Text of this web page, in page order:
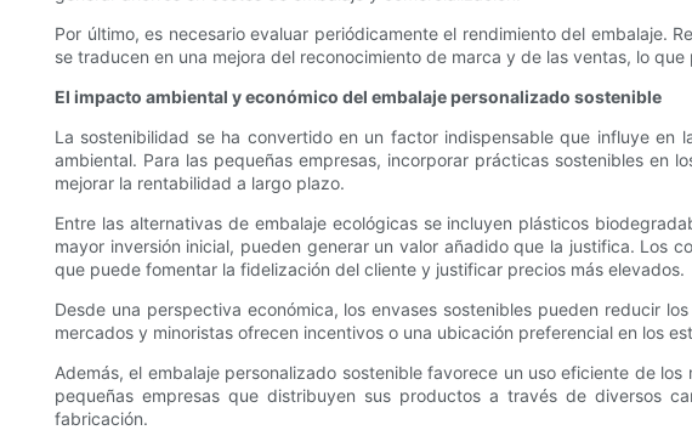
Por último, es necesario evaluar periódicamente el rendimiento del embalaje.
se traducen en una mejora del reconocimiento de marca y de las ventas, lo
El impacto ambiental y económico del embalaje personalizado sostenible
La sostenibilidad se ha convertido en un factor indispensable que influye en
ambiental. Para las pequeñas empresas, incorporar prácticas sostenibles en
mejorar la rentabilidad a largo plazo.
Entre las alternativas de embalaje ecológicas se incluyen plásticos
mayor inversión inicial, pueden generar un valor añadido que la justifica. Los
que puede fomentar la fidelización del cliente y justificar precios más elevados.
Desde una perspectiva económica, los envases sostenibles pueden reducir
mercados y minoristas ofrecen incentivos o una ubicación preferencial en los
Además, el embalaje personalizado sostenible favorece un uso eficiente de
pequeñas empresas que distribuyen sus productos a través de diversos
fabricación.